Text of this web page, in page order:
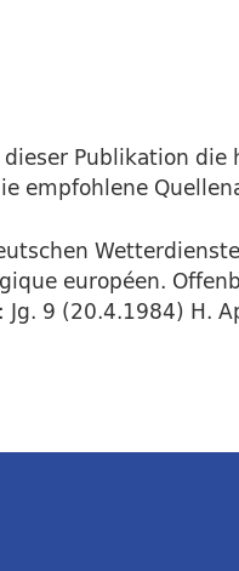
Publikation die
empfohlene
européen.
9 (20.4.1984) H.